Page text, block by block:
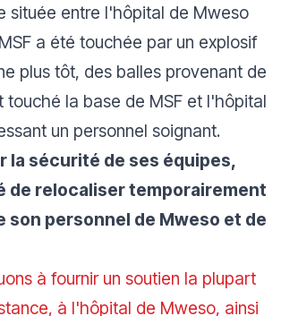
située entre l'hôpital de Mweso
a été touchée par un explosif
plus tôt, des balles provenant de
touché la base de MSF et l'hôpital
un personnel soignant.
la sécurité de ses équipes,
de relocaliser temporairement
son personnel de Mweso et de
à fournir un soutien la plupart
à l'hôpital de Mweso, ainsi